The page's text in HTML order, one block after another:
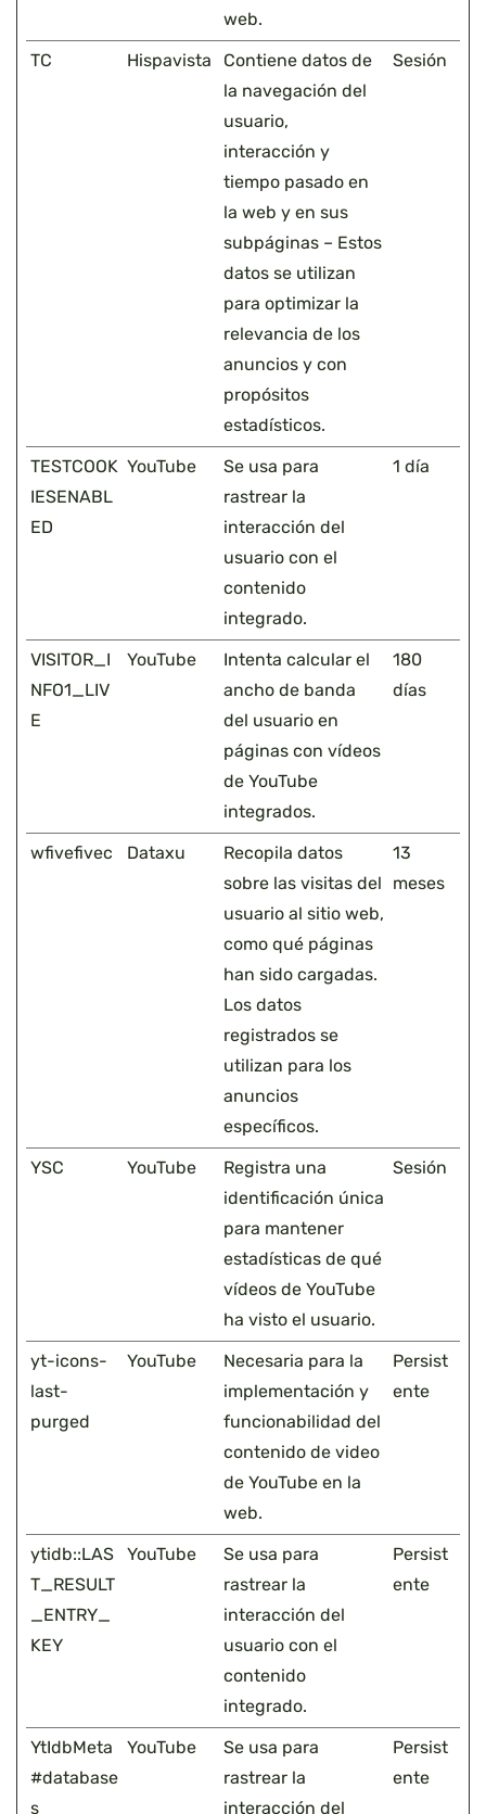
web.
TC Hispavista
Contiene datos de
la navegación del
usuario,
interacción y
tiempo pasado en
la web y en sus
subpáginas – Estos
datos se utilizan
para optimizar la
relevancia de los
anuncios y con
propósitos
estadísticos.
Sesión
TESTCOOK
IESENABL
ED
YouTube
Se usa para
rastrear la
interacción del
usuario con el
contenido
integrado.
1 día
VISITOR_I
NFO1_LIV
E
YouTube
Intenta calcular el
ancho de banda
del usuario en
páginas con vídeos
de YouTube
integrados.
180
días
wfivefivec Dataxu
Recopila datos
sobre las visitas del
usuario al sitio web,
como qué páginas
han sido cargadas.
Los datos
registrados se
utilizan para los
anuncios
específicos.
13
meses
YSC YouTube
Registra una
identificación única
para mantener
estadísticas de qué
vídeos de YouTube
ha visto el usuario.
Sesión
yt-icons-
last-
purged
YouTube
Necesaria para la
implementación y
funcionabilidad del
contenido de video
de YouTube en la
web.
Persist
ente
ytidb::LAS
T_RESULT
_ENTRY_
KEY
YouTube
Se usa para
rastrear la
interacción del
usuario con el
contenido
integrado.
Persist
ente
YtIdbMeta
#database
s
YouTube
Se usa para
rastrear la
interacción del
Persist
ente